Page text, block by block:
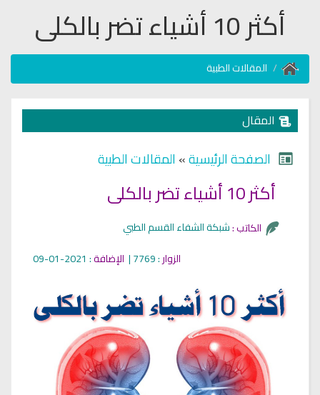
أكثر 10 أشياء تضر بالكلى
المقالات الطبية
المقال
الصفحة الرئيسية»المقالات الطبية
الكاتب :
الزوار: 7769 | الإضافة: 2021-01-09